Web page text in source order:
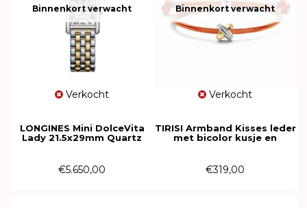
Binnenkort verwacht
Verkocht
LONGINES Mini DolceVita
Lady 21.5x29mm Quartz
€5.650,00
Binnenkort verwacht
Verkocht
TIRISI Armband Kisses leder
met bicolor kusje en
€319,00